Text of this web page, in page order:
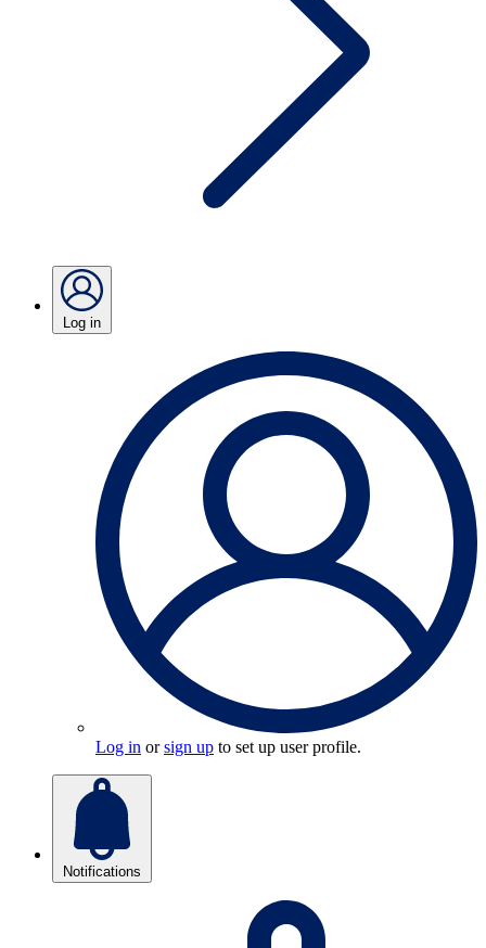
Log in
Log in orsign up to set up user profile.
Notifications